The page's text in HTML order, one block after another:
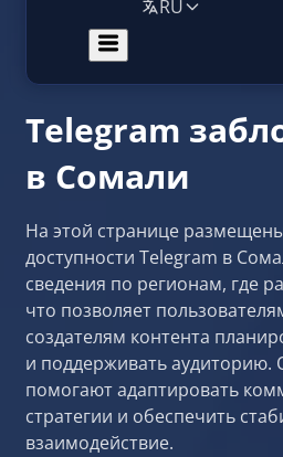
RU
Telegram
в Сомали
На этой странице
доступности Telegram в
сведения по регионам, где
что позволяет
создателям контента
и поддерживать аудиторию.
помогают адаптировать
стратегии и обеспечить
взаимодействие.